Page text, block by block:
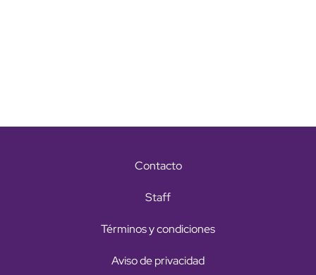
Contacto
Staff
Términos y condiciones
Aviso de privacidad